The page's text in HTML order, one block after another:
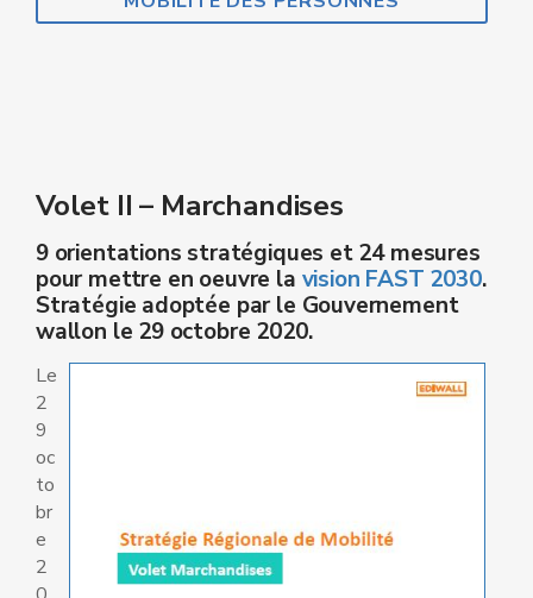
Volet II – Marchandises
9 orientations stratégiques et 24 mesures
pour mettre en oeuvre la vision FAST 2030.
Stratégie adoptée par le Gouvernement
wallon le 29 octobre 2020.
Le
2
9
oc
to
br
e
2